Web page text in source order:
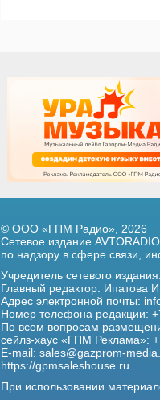
© ООО «ГПМ Радио», 2026
Сетевое издание
по надзору в сфере связи,
Учредитель сетевого
Главный редактор: Ипатова
Адрес электронной почты:
Номер телефона редакции:
По всем вопросам
сейлз-хаус «ГПМ Реклама»:
E-mail: sales@gazprom-
https://gpmsaleshouse.ru
При использовании